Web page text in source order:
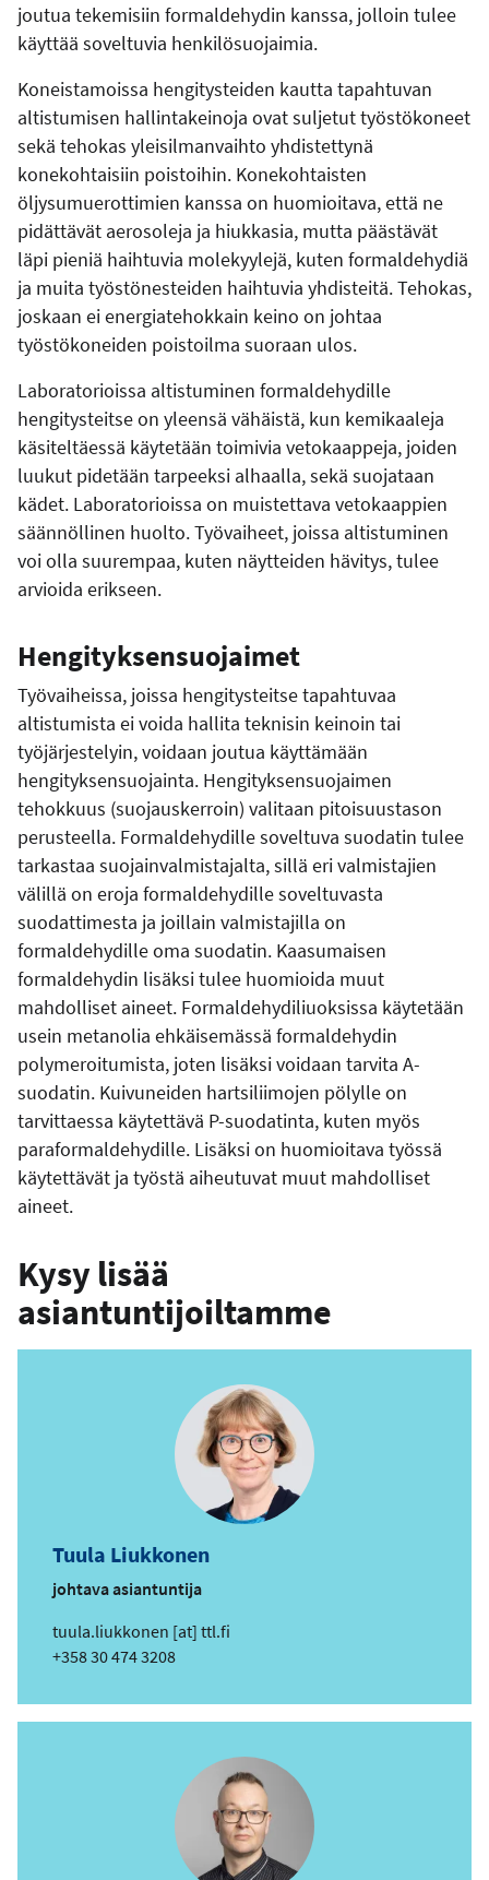
joutua tekemisiin formaldehydin kanssa, jolloin tulee
käyttää soveltuvia henkilösuojaimia.
Koneistamoissa hengitysteiden kautta tapahtuvan
altistumisen hallintakeinoja ovat suljetut työstökoneet
sekä tehokas yleisilmanvaihto yhdistettynä
konekohtaisiin poistoihin. Konekohtaisten
öljysumuerottimien kanssa on huomioitava, että ne
pidättävät aerosoleja ja hiukkasia, mutta päästävät
läpi pieniä haihtuvia molekyylejä, kuten formaldehydiä
ja muita työstönesteiden haihtuvia yhdisteitä. Tehokas,
joskaan ei energiatehokkain keino on johtaa
työstökoneiden poistoilma suoraan ulos.
Laboratorioissa altistuminen formaldehydille
hengitysteitse on yleensä vähäistä, kun kemikaaleja
käsiteltäessä käytetään toimivia vetokaappeja, joiden
luukut pidetään tarpeeksi alhaalla, sekä suojataan
kädet. Laboratorioissa on muistettava vetokaappien
säännöllinen huolto. Työvaiheet, joissa altistuminen
voi olla suurempaa, kuten näytteiden hävitys, tulee
arvioida erikseen.
Hengityksensuojaimet
Työvaiheissa, joissa hengitysteitse tapahtuvaa
altistumista ei voida hallita teknisin keinoin tai
työjärjestelyin, voidaan joutua käyttämään
hengityksensuojainta. Hengityksensuojaimen
tehokkuus (suojauskerroin) valitaan pitoisuustason
perusteella. Formaldehydille soveltuva suodatin tulee
tarkastaa suojainvalmistajalta, sillä eri valmistajien
välillä on eroja formaldehydille soveltuvasta
suodattimesta ja joillain valmistajilla on
formaldehydille oma suodatin. Kaasumaisen
formaldehydin lisäksi tulee huomioida muut
mahdolliset aineet. Formaldehydiliuoksissa käytetään
usein metanolia ehkäisemässä formaldehydin
polymeroitumista, joten lisäksi voidaan tarvita A-
suodatin. Kuivuneiden hartsiliimojen pölylle on
tarvittaessa käytettävä P-suodatinta, kuten myös
paraformaldehydille. Lisäksi on huomioitava työssä
käytettävät ja työstä aiheutuvat muut mahdolliset
aineet.
Kysy lisää
asiantuntijoiltamme
Tuula Liukkonen
johtava asiantuntija
s
ä
k
tuula.liukkonen [at] ttl.fi
Puhelin
+358 30 474 3208